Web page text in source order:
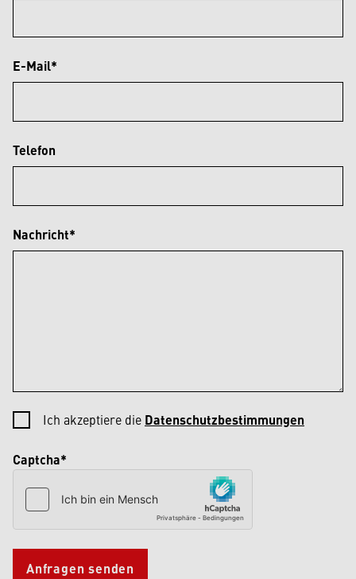
E-Mail*
Telefon
Nachricht*
Ich akzeptiere die Datenschutzbestimmungen
Captcha*
Anfragen senden